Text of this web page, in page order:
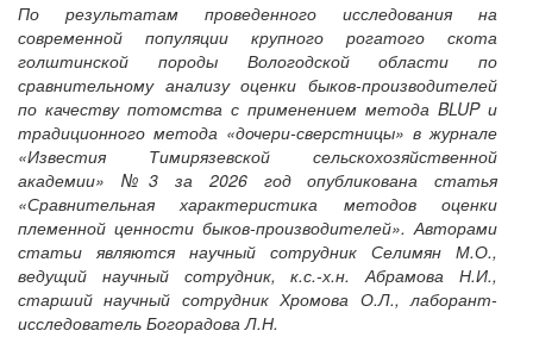
По результатам проведенного исследования на
современной популяции крупного рогатого скота
голштинской породы Вологодской области по
сравнительному анализу оценки быков-производителей
по качеству потомства с применением метода BLUP и
традиционного метода «дочери-сверстницы» в журнале
«Известия Тимирязевской сельскохозяйственной
академии» №3 за 2026 год опубликована статья
«Сравнительная характеристика методов оценки
племенной ценности быков-производителей». Авторами
статьи являются научный сотрудник Селимян М.О.,
ведущий научный сотрудник, к.с.-х.н. Абрамова Н.И.,
старший научный сотрудник Хромова О.Л., лаборант-
исследователь Богорадова Л.Н.